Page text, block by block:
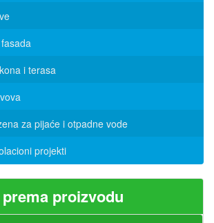
i terasa
za pijaće i otpadne vode
projekti
proizvodu